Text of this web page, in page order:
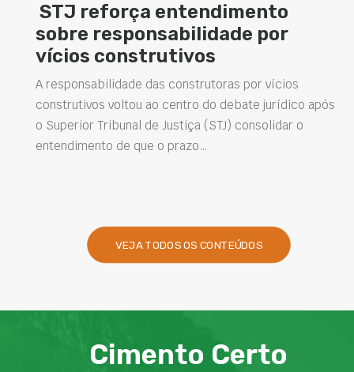
STJ reforça entendimento
sobre responsabilidade por
vícios construtivos
A responsabilidade das construtoras por vícios
construtivos voltou ao centro do debate jurídico após
o Superior Tribunal de Justiça (STJ) consolidar o
entendimento de que o prazo…
VEJA TODOS OS CONTEÚDOS
Cimento Certo